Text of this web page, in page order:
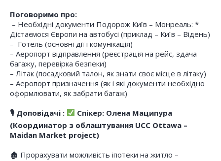
Поговоримо про:
– Необхідні документи Подорож Київ – Монреаль: *
Дістаємося Європи на автобусі (приклад – Київ – Відень)
– Готель (основні дії і комунікація)
– Аеропорт відправлення (реєстрація на рейс, здача
багажу, перевірка безпеки)
– Літак (посадковий талон, як знати своє місце в літаку)
– Аеропорт призначення (як і які документи необхідно
оформлювати, як забрати багаж)
🎙 Доповідачі :
Спікер: Олена Маципура
(Координатор з облаштування UCC Ottawa –
Maidan Market project)
🏚 Прорахувати можливість іпотеки на житло –